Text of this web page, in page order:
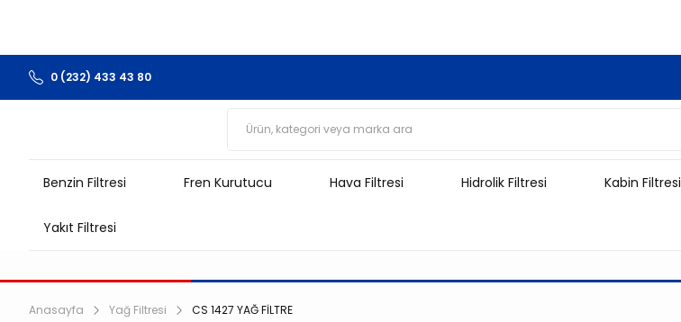
0 (232) 433 43 80
Benzin Filtresi Fren Kurutucu Hava Filtresi Hidrolik Filtresi Kabin Filtresi
Yakıt Filtresi
Anasayfa Yağ Filtresi CS 1427 YAĞ FİLTRE